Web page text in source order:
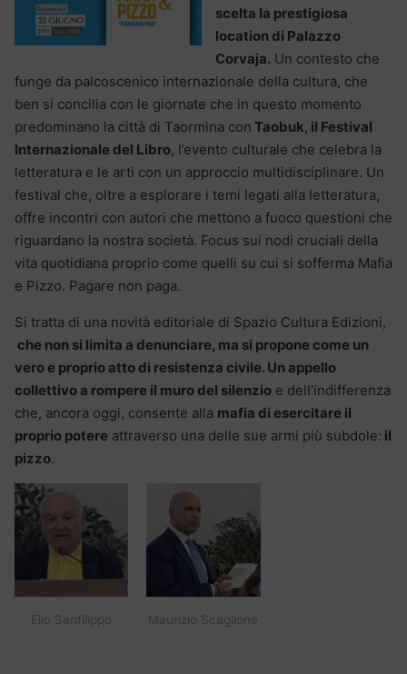
scelta la prestigiosa
location di Palazzo
Corvaja. Un contesto che
funge da palcoscenico internazionale della cultura, che
ben si concilia con le giornate che in questo momento
predominano la città di Taormina con Taobuk, il Festival
Internazionale del Libro, l’evento culturale che celebra la
letteratura e le arti con un approccio multidisciplinare. Un
festival che, oltre a esplorare i temi legati alla letteratura,
offre incontri con autori che mettono a fuoco questioni che
riguardano la nostra società. Focus sui nodi cruciali della
vita quotidiana proprio come quelli su cui si sofferma Mafia
e Pizzo. Pagare non paga.
Si tratta di una novità editoriale di Spazio Cultura Edizioni,
che non si limita a denunciare, ma si propone come un
vero e proprio atto di resistenza civile. Un appello
collettivo a rompere il muro del silenzio e dell’indifferenza
che, ancora oggi, consente alla mafia di esercitare il
proprio potere attraverso una delle sue armi più subdole: il
pizzo.
Elio Sanfilippo Maurizio Scaglione